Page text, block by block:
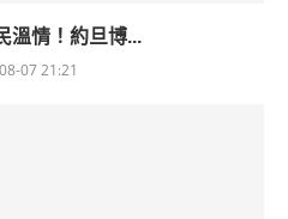
溫情！約旦博...
07 21:21